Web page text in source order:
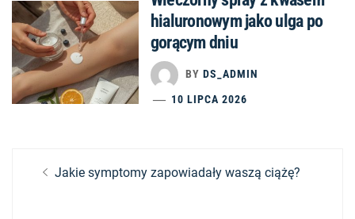
hialuronowym jako ulga po
gorącym dniu
BY DS_ADMIN
10 LIPCA 2026
Nawigacja
Previous
Jakie symptomy zapowiadały waszą ciążę?